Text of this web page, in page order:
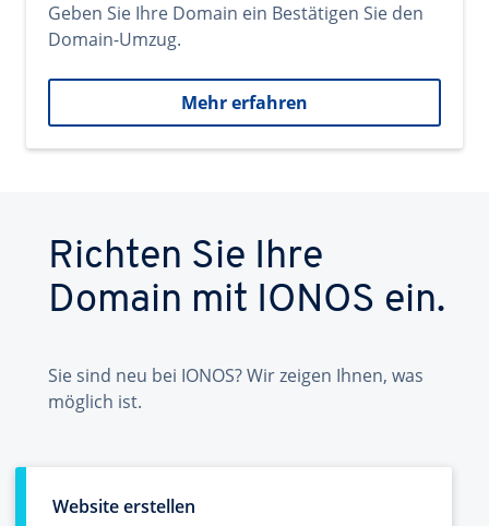
Geben Sie Ihre Domain ein Bestätigen Sie den
Domain-Umzug.
Mehr erfahren
Richten Sie Ihre
Domain mit IONOS ein.
Sie sind neu bei IONOS? Wir zeigen Ihnen, was
möglich ist.
Website erstellen